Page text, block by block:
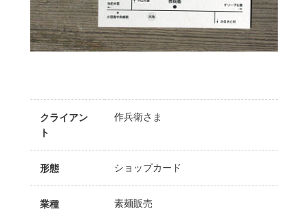
クライアン
ト
作兵衛さま
形態 ショップカード
業種 素麺販売